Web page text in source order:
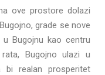
ove prostore dolazi
grade se nove
Bugojnu kao centru
Bugojno ulazi u
bi realan prosperitet